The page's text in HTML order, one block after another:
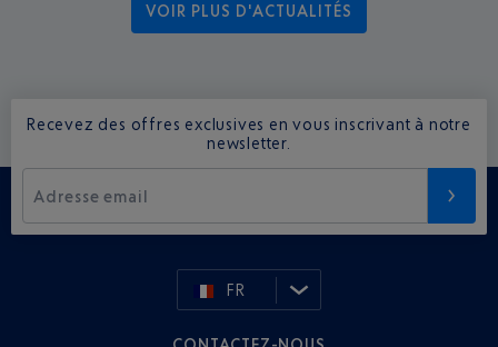
VOIR PLUS D'ACTUALITÉS
Recevez des offres exclusives en vous inscrivant à notre
newsletter.
Adresse email
FR